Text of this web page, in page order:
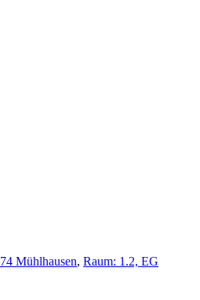
Mühlhausen, Raum: 1.2, EG